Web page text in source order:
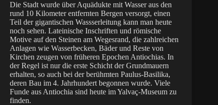
Die Stadt wurde über Aquädukte mit Wasser aus den
rund 10 Kilometer entfernten Bergen versorgt, einen
Teil der gigantischen Wassserleitung kann man heute
noch sehen. Lateinische Inschriften und römische
Motive auf den Steinen am Wegesrand, die zahlreichen
Anlagen wie Wasserbecken, Bäder und Reste von
Kirchen zeugen von früheren Epochen Antiochias. In
der Regel ist nur die erste Schicht der Grundmauern
erhalten, so auch bei der berühmten Paulus-Basilika,
deren Bau im 4. Jahrhundert begonnen wurde. Viele
Funde aus Antiochia sind heute im Yalvaç-Museum zu
finden.